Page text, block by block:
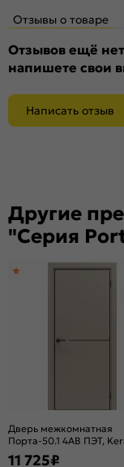
Отзывы о товаре
Отзывов ещё
напишете свои
Написать отзыв
Другие
"Серия
Дверь межкомнатная
Порта-50.1 4AB ПЭТ,
Beige в комплекте с
11 725₽